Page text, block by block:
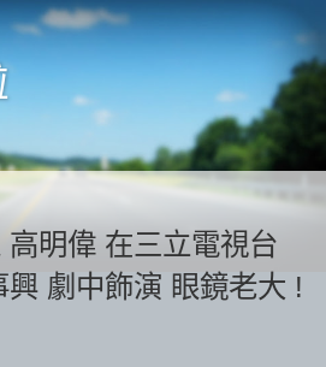
明偉 在三立電視台
興 劇中飾演 眼鏡老大 !